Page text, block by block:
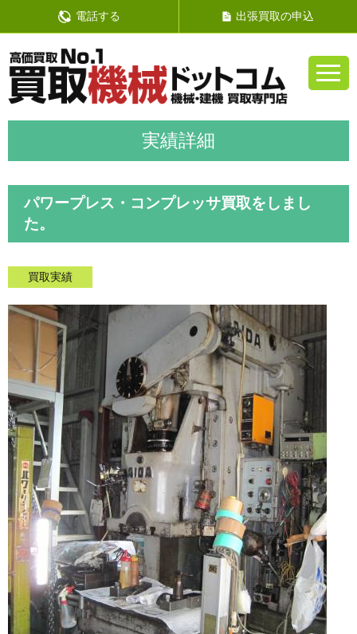
電話する 出張買取の申込
パワープレス・コンプレッサ買取をしまし
た。
買取実績